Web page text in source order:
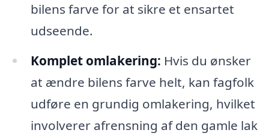
bilens farve for at sikre et ensartet
udseende.
Komplet omlakering: Hvis du ønsker
at ændre bilens farve helt, kan fagfolk
udføre en grundig omlakering, hvilket
involverer afrensning af den gamle lak